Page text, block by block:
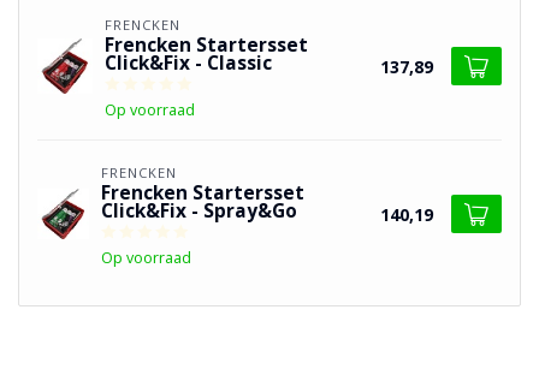
FRENCKEN
Frencken Startersset
Click&Fix - Classic
Op voorraad
137,89
FRENCKEN
Frencken Startersset
Click&Fix - Spray&Go
Op voorraad
140,19